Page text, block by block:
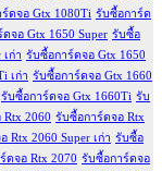
ดจอ Gtx 1080Ti รับซื้อการ์ด
จอ Gtx 1650 Super รับซื้อ
ก่า รับซื้อการ์ดจอ Gtx 1650
เก่า รับซื้อการ์ดจอ Gtx 1660
รับซื้อการ์ดจอ Gtx 1660Ti รับ
2060 รับซื้อการ์ดจอ Rtx
Rtx 2060 Super เก่า รับซื้อ
ดจอ Rtx 2070 รับซื้อการ์ดจอ